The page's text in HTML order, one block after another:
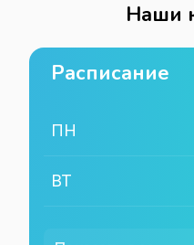
Наши
Расписание
ПН
ВТ